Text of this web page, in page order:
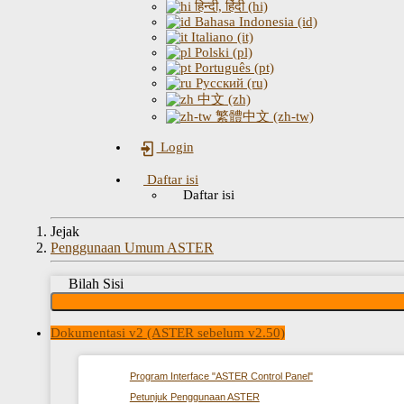
हिन्दी, हिंदी (hi)
Bahasa Indonesia (id)
Italiano (it)
Polski (pl)
Português (pt)
Русский (ru)
中文 (zh)
繁體中文 (zh-tw)
Login
Daftar isi
Daftar isi
Jejak
Penggunaan Umum ASTER
Bilah Sisi
Dokumentasi v2 (ASTER sebelum v2.50)
Program Interface "ASTER Control Panel"
Petunjuk Penggunaan ASTER